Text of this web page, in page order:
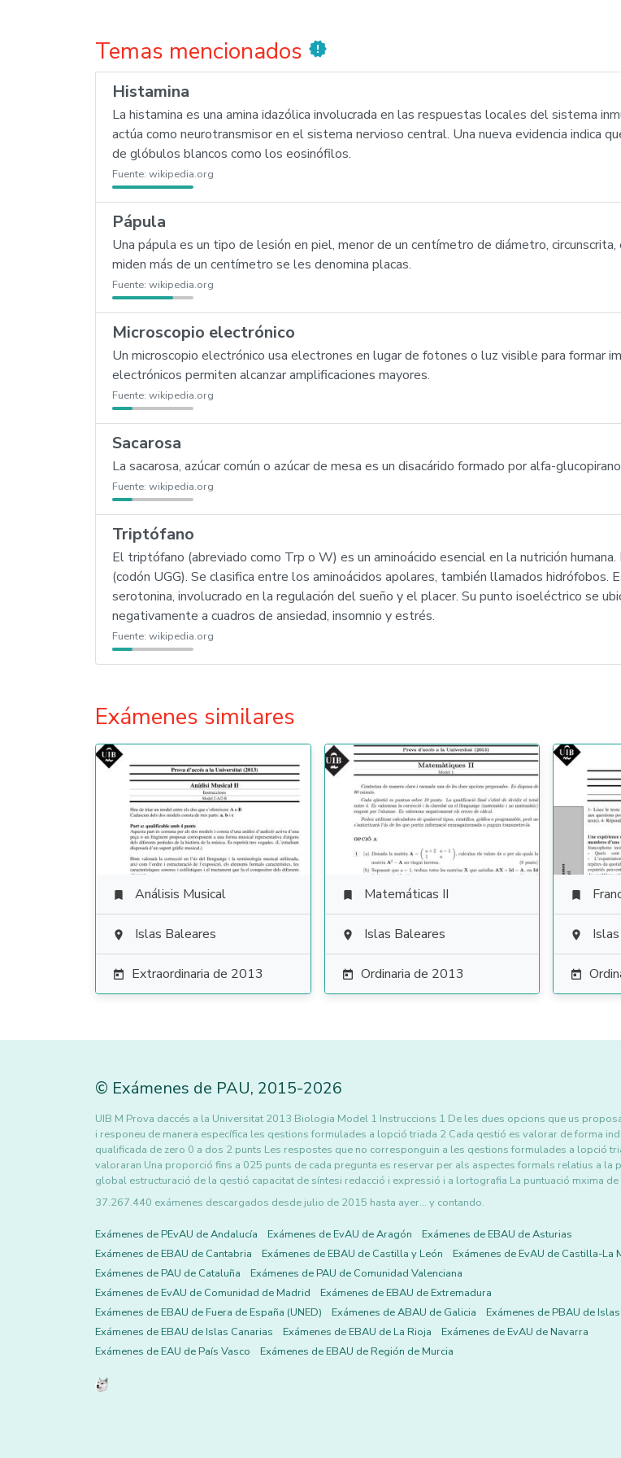
Temas mencionados new_releases
Histamina
La histamina es una amina idazólica involucrada en las respuestas locales del sistema
actúa como neurotransmisor en el sistema nervioso central. Una nueva evidencia indica
de glóbulos blancos como los eosinófilos.
Fuente: wikipedia.org
Pápula
Una pápula es un tipo de lesión en piel, menor de un centímetro de diámetro,
miden más de un centímetro se les denomina placas.
Fuente: wikipedia.org
Microscopio electrónico
Un microscopio electrónico usa electrones en lugar de fotones o luz visible para formar
electrónicos permiten alcanzar amplificaciones mayores.
Fuente: wikipedia.org
Sacarosa
La sacarosa, azúcar común o azúcar de mesa es un disacárido formado por alfa-
Fuente: wikipedia.org
Triptófano
El triptófano (abreviado como Trp o W) es un aminoácido esencial en la nutrición
(codón UGG). Se clasifica entre los aminoácidos apolares, también llamados hidrófobos.
serotonina, involucrado en la regulación del sueño y el placer. Su punto isoeléctrico se
negativamente a cuadros de ansiedad, insomnio y estrés.
Fuente: wikipedia.org
Exámenes similares
 Análisis Musical
 Islas Baleares
 Extraordinaria de 2013
 Matemáticas II
 Islas Baleares
 Ordinaria de 2013



© Exámenes de PAU, 2015-2026
UIB M Prova daccés a la Universitat 2013 Biologia Model 1 Instruccions 1 De les dues opcions que us
i responeu de manera específica les qestions formulades a lopció triada 2 Cada qestió es valorar de forma
qualificada de zero 0 a dos 2 punts Les respostes que no corresponguin a les qestions formulades a lopció
valoraran Una proporció fins a 025 punts de cada pregunta es reservar per als aspectes formals relatius a la
global estructuració de la qestió capacitat de síntesi redacció i expressió i a lortografia La puntuació mxima de
37.267.440 exámenes descargados desde julio de 2015 hasta ayer... y contando.
Exámenes de PEvAU de Andalucía Exámenes de EvAU de Aragón
Exámenes de EBAU de Asturias
Exámenes de EBAU de Cantabria
Exámenes de EBAU de Castilla y León
Exámenes de EvAU de Castilla-La
Exámenes de PAU de Cataluña
Exámenes de PAU de Comunidad Valenciana
Exámenes de EvAU de Comunidad de Madrid
Exámenes de EBAU de Extremadura
Exámenes de EBAU de Fuera de España (UNED)
Exámenes de ABAU de Galicia
Exámenes de PBAU de
Exámenes de EBAU de Islas Canarias
Exámenes de EBAU de La Rioja
Exámenes de EvAU de Navarra
Exámenes de EAU de País Vasco
Exámenes de EBAU de Región de Murcia